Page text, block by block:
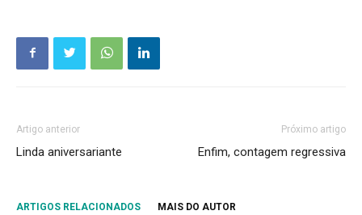
Artigo anterior
Linda aniversariante
Próximo artigo
Enfim, contagem regressiva
ARTIGOS RELACIONADOS MAIS DO AUTOR